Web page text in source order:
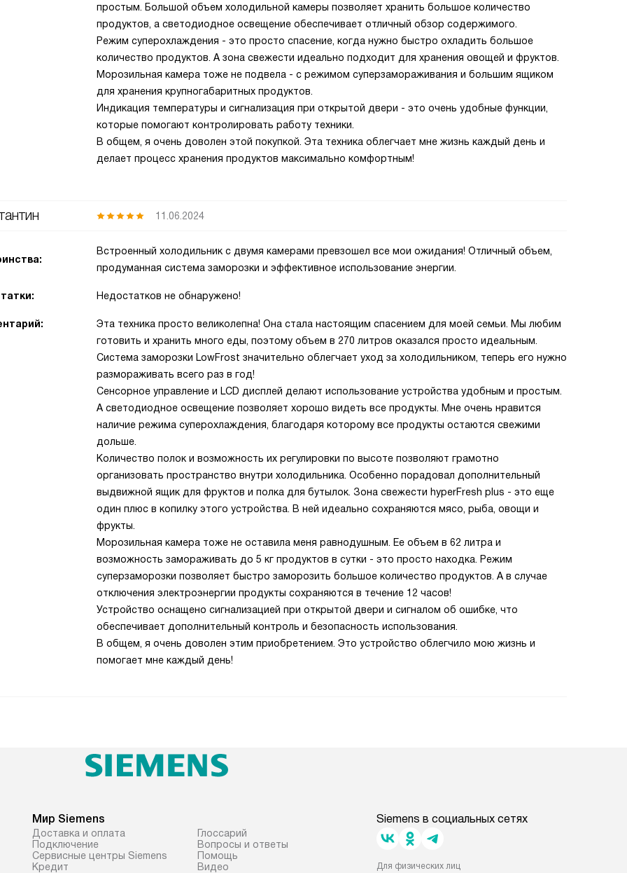
простым. Большой объем холодильной камеры позволяет хранить большое количество
продуктов, а светодиодное освещение обеспечивает отличный обзор содержимого.
Режим суперохлаждения - это просто спасение, когда нужно быстро охладить большое
количество продуктов. А зона свежести идеально подходит для хранения овощей и фруктов.
Морозильная камера тоже не подвела - с режимом суперзамораживания и большим ящиком
для хранения крупногабаритных продуктов.
Индикация температуры и сигнализация при открытой двери - это очень удобные функции,
которые помогают контролировать работу техники.
В общем, я очень доволен этой покупкой. Эта техника облегчает мне жизнь каждый день и
делает процесс хранения продуктов максимально комфортным!
11.06.2024
Встроенный холодильник с двумя камерами превзошел все мои ожидания! Отличный объем,
продуманная система заморозки и эффективное использование энергии.
Недостатков не обнаружено!
Эта техника просто великолепна! Она стала настоящим спасением для моей семьи. Мы любим
готовить и хранить много еды, поэтому объем в 270 литров оказался просто идеальным.
Система заморозки LowFrost значительно облегчает уход за холодильником, теперь его нужно
размораживать всего раз в год!
Сенсорное управление и LCD дисплей делают использование устройства удобным и простым.
А светодиодное освещение позволяет хорошо видеть все продукты. Мне очень нравится
наличие режима суперохлаждения, благодаря которому все продукты остаются свежими
дольше.
Количество полок и возможность их регулировки по высоте позволяют грамотно
организовать пространство внутри холодильника. Особенно порадовал дополнительный
выдвижной ящик для фруктов и полка для бутылок. Зона свежести hyperFresh plus - это еще
один плюс в копилку этого устройства. В ней идеально сохраняются мясо, рыба, овощи и
фрукты.
Морозильная камера тоже не оставила меня равнодушным. Ее объем в 62 литра и
возможность замораживать до 5 кг продуктов в сутки - это просто находка. Режим
суперзаморозки позволяет быстро заморозить большое количество продуктов. А в случае
отключения электроэнергии продукты сохраняются в течение 12 часов!
Устройство оснащено сигнализацией при открытой двери и сигналом об ошибке, что
обеспечивает дополнительный контроль и безопасность использования.
В общем, я очень доволен этим приобретением. Это устройство облегчило мою жизнь и
помогает мне каждый день!
Мир Siemens
Доставка и оплата
Подключение
Сервисные центры Siemens
Кредит
Глоссарий
Вопросы и ответы
Помощь
Видео
Siemens в социальных сетях
Для физических лиц